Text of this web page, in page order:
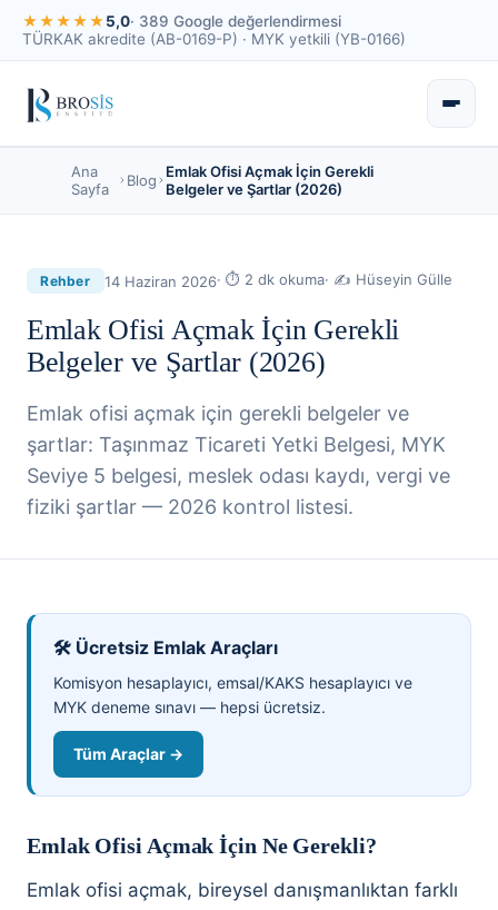
★★★★★5,0· 389 Google değerlendirmesi
TÜRKAK akredite (AB-0169-P) · MYK yetkili (YB-0166)
Ana
Sayfa
Blog
Emlak Ofisi Açmak İçin Gerekli
Belgeler ve Şartlar (2026)
Rehber 14 Haziran 2026· ⏱ 2 dk okuma· ✍ Hüseyin Gülle
Emlak Ofisi Açmak İçin Gerekli
Belgeler ve Şartlar (2026)
Emlak ofisi açmak için gerekli belgeler ve
şartlar: Taşınmaz Ticareti Yetki Belgesi, MYK
Seviye 5 belgesi, meslek odası kaydı, vergi ve
fiziki şartlar — 2026 kontrol listesi.
🛠️ Ücretsiz Emlak Araçları
Komisyon hesaplayıcı, emsal/KAKS hesaplayıcı ve
MYK deneme sınavı — hepsi ücretsiz.
Tüm Araçlar →
Emlak Ofisi Açmak İçin Ne Gerekli?
Emlak ofisi açmak, bireysel danışmanlıktan farklı